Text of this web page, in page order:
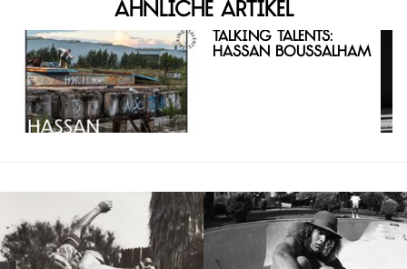
Ähnliche Artikel
Talking Talents:
Hassan Boussalham